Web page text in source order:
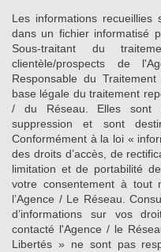
Les informations
dans un fichier informatisé
Sous-traitant du
clientèle/prospects de
Responsable du
base légale du traitement
/ du Réseau. Elles sont
suppression et sont
Conformément à la loi «
des droits d’accès, de
limitation et de portabilité
votre consentement à tout
l’Agence / Le Réseau.
d’informations sur vos
contacté l'Agence / le
Libertés » ne sont pas